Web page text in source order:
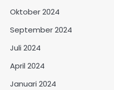
Oktober 2024
September 2024
Juli 2024
April 2024
Januari 2024